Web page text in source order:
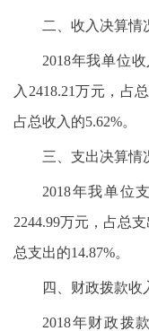
二、收入决算情
2018年我单位
入2418.21万元，占
占总收入的5.62%。
三、支出决算情
2018年我单位
2244.99万元，占总
总支出的14.87%。
四、财政拨款收
2018年财政拨